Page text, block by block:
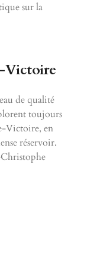
sur la
Victoire
de qualité
toujours
Victoire, en
réservoir.